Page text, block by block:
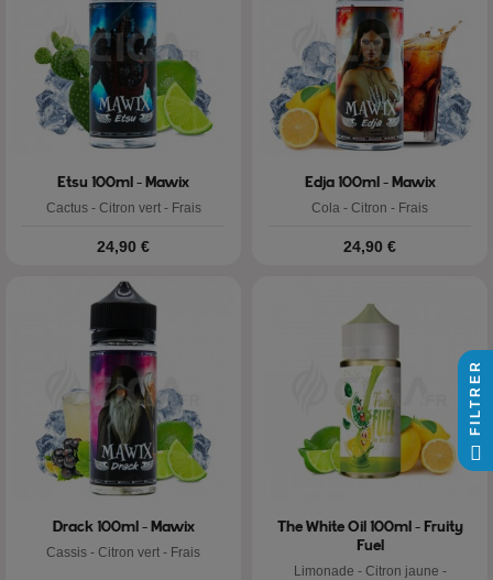
Etsu 100ml - Mawix
Cactus - Citron vert - Frais
Prix
24,90 €
Edja 100ml - Mawix
Cola - Citron - Frais
Prix
24,90 €
Drack 100ml - Mawix
Cassis - Citron vert - Frais
The White Oil 100ml - Fruity
Fuel
Limonade - Citron jaune -
FILTRER